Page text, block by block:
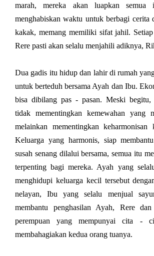
marah, mereka akan luapkan semua
menghabiskan waktu untuk berbagi cerita
kakak, memang memiliki sifat jahil. Setiap
Rere pasti akan selalu menjahili adiknya,
Dua gadis itu hidup dan lahir di rumah
untuk berteduh bersama Ayah dan Ibu.
bisa dibilang pas - pasan. Meski begitu,
tidak mementingkan kemewahan yang
melainkan mementingkan keharmonisan
Keluarga yang harmonis, siap
susah senang dilalui bersama, semua itu
terpenting bagi mereka. Ayah yang
menghidupi keluarga kecil tersebut
nelayan, Ibu yang selalu menjual
membantu penghasilan Ayah, Rere
perempuan yang mempunyai cita -
membahagiakan kedua orang tuanya.